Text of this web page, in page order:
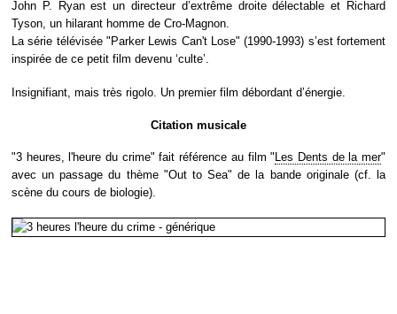
John P. Ryan est un directeur d’extrême droite délectable et Richard
Tyson, un hilarant homme de Cro-Magnon.
La série télévisée "Parker Lewis Can't Lose" (1990-1993) s’est fortement
inspirée de ce petit film devenu ‘culte’.
Insignifiant, mais très rigolo. Un premier film débordant d’énergie.
Citation musicale
"3 heures, l'heure du crime" fait référence au film " Les Dents de la mer"
avec un passage du thème "Out to Sea" de la bande originale (cf. la
scène du cours de biologie).